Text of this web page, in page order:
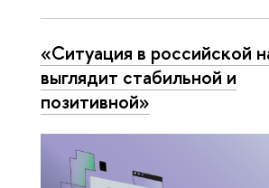
«Ситуация в российской
выглядит стабильной и
позитивной»